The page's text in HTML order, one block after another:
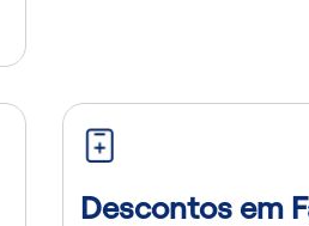
Descontos em